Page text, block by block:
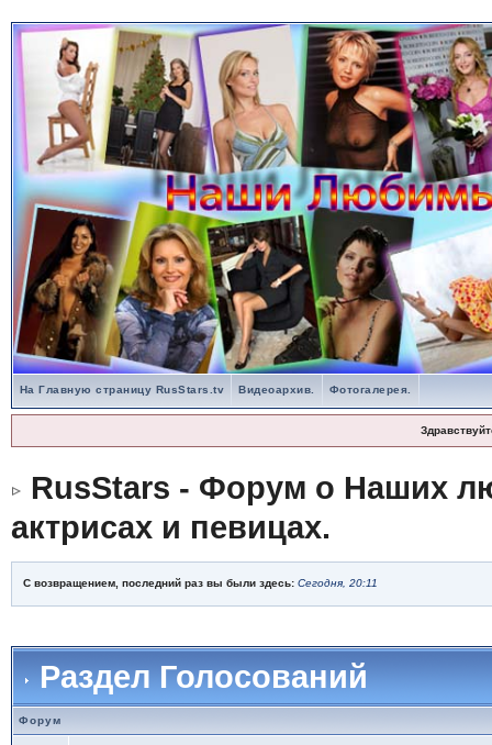
На Главную страницу RusStars.tv Видеоархив. Фотогалерея.
RusStars - Форум о Наших
актрисах и певицах.
С возвращением, последний раз вы были здесь: Сегодня, 20:11
Раздел Голосований
Форум